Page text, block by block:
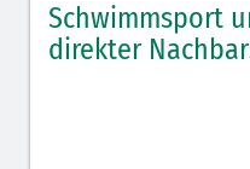
Schwimmsport
direkter